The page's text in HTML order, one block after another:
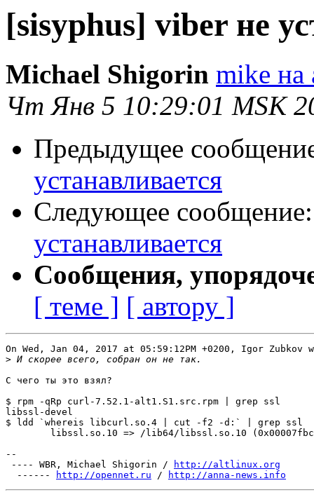
[sisyphus] viber не
Michael Shigorin mike
Чт Янв 5 10:29:01 MSK
Предыдущее
устанавливается
Следующее
устанавливается
Сообщения,
[ теме ] [ автору ]
On Wed, Jan 04, 2017 at 05:59:12PM +0200, Igor Zubkov
>
С чего ты это взял?
$ rpm -qRp curl-7.52.1-alt1.S1.src.rpm | grep ssl
libssl-devel
$ ldd `whereis libcurl.so.4 | cut -f2 -d:` | grep ssl
libssl.so.10 => /lib64/libssl.so.10
--
---- WBR, Michael Shigorin /
http://altlinux.org
------
http://opennet.ru / http://anna-news.info